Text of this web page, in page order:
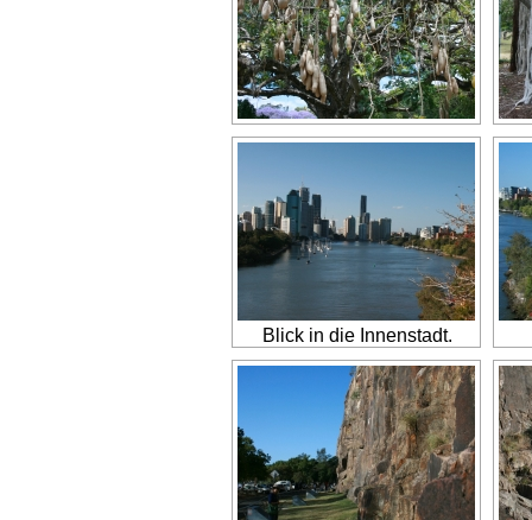
Blick in die Innenstadt.